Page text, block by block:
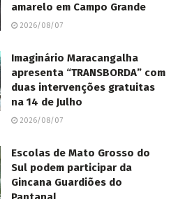
amarelo em Campo Grande
2026/08/07
Imaginário Maracangalha
apresenta “TRANSBORDA” com
duas intervenções gratuitas
na 14 de Julho
2026/08/07
Escolas de Mato Grosso do
Sul podem participar da
Gincana Guardiões do